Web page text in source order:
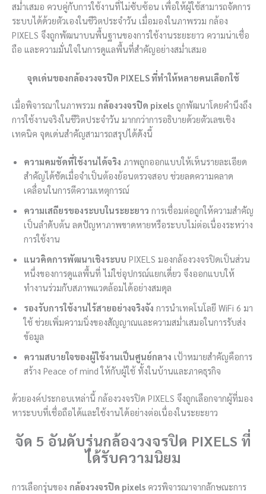
สม่ำเสมอ ควบคู่กับการใช้งานที่ไม่ซับซ้อน เพื่อให้ผู้ใช้สามารถจัดการ
ระบบได้ด้วยตัวเองในชีวิตประจำวัน เมื่อมองในภาพรวม กล้อง
PIXELS จึงถูกพัฒนาบนพื้นฐานของการใช้งานระยะยาว ความน่าเชื่อ
ถือ และความมั่นใจในการดูแลพื้นที่สำคัญอย่างสม่ำเสมอ
จุดเด่นของกล้องวงจรปิด PIXELS ที่ทำให้หลายคนเลือกใช้
เมื่อพิจารณาในภาพรวม กล้องวงจรปิด pixels ถูกพัฒนาโดยคำนึงถึง
การใช้งานจริงในชีวิตประจำวัน มากกว่าการอธิบายด้วยตัวเลขเชิง
เทคนิค จุดเด่นสำคัญสามารถสรุปได้ดังนี้
ความคมชัดที่ใช้งานได้จริง ภาพถูกออกแบบให้เห็นรายละเอียด
สำคัญได้ชัดเมื่อจำเป็นต้องย้อนตรวจสอบ ช่วยลดความคลาด
เคลื่อนในการตีความเหตุการณ์
ความเสถียรของระบบในระยะยาว การเชื่อมต่อถูกให้ความสำคัญ
เป็นลำดับต้น ลดปัญหาภาพขาดหายหรือระบบไม่ต่อเนื่องระหว่าง
การใช้งาน
แนวคิดการพัฒนาเชิงระบบ PIXELS มองกล้องวงจรปิดเป็นส่วน
หนึ่งของการดูแลพื้นที่ ไม่ใช่อุปกรณ์แยกเดี่ยว จึงออกแบบให้
ทำงานร่วมกับสภาพแวดล้อมได้อย่างสมดุล
รองรับการใช้งานไร้สายอย่างจริงจัง การนำเทคโนโลยี WiFi 6 มา
ใช้ ช่วยเพิ่มความนิ่งของสัญญาณและความสม่ำเสมอในการรับส่ง
ข้อมูล
ความสบายใจของผู้ใช้งานเป็นศูนย์กลาง เป้าหมายสำคัญคือการ
สร้าง Peace of mind ให้กับผู้ใช้ ทั้งในบ้านและภาคธุรกิจ
ด้วยองค์ประกอบเหล่านี้ กล้องวงจรปิด PIXELS จึงถูกเลือกจากผู้ที่มอง
หาระบบที่เชื่อถือได้และใช้งานได้อย่างต่อเนื่องในระยะยาว
จัด 5 อันดับรุ่นกล้องวงจรปิด PIXELS ที่
ได้รับความนิยม
การเลือกรุ่นของ กล้องวงจรปิด pixels ควรพิจารณาจากลักษณะการ